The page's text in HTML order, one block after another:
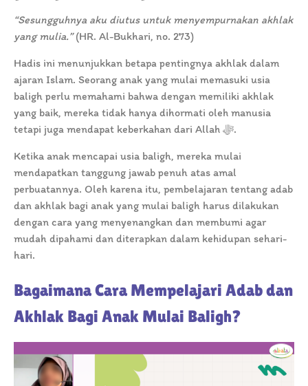
“Sesungguhnya aku diutus untuk menyempurnakan akhlak
yang mulia.”(HR. Al-Bukhari, no. 273)
Hadis ini menunjukkan betapa pentingnya akhlak dalam
ajaran Islam. Seorang anak yang mulai memasuki usia
baligh perlu memahami bahwa dengan memiliki akhlak
yang baik, mereka tidak hanya dihormati oleh manusia
tetapi juga mendapat keberkahan dari Allah ﷻ.
Ketika anak mencapai usia baligh, mereka mulai
mendapatkan tanggung jawab penuh atas amal
perbuatannya. Oleh karena itu, pembelajaran tentang adab
dan akhlak bagi anak yang mulai baligh harus dilakukan
dengan cara yang menyenangkan dan membumi agar
mudah dipahami dan diterapkan dalam kehidupan sehari-
hari.
Bagaimana Cara Mempelajari Adab dan
Akhlak Bagi Anak Mulai Baligh?